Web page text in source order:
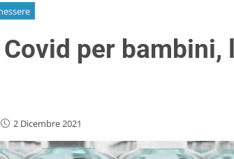
per bambini,
2 Dicembre 2021